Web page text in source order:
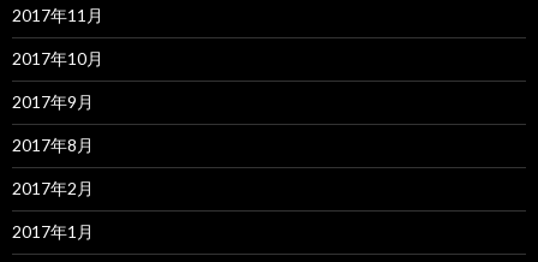
2017年11月
2017年10月
2017年9月
2017年8月
2017年2月
2017年1月